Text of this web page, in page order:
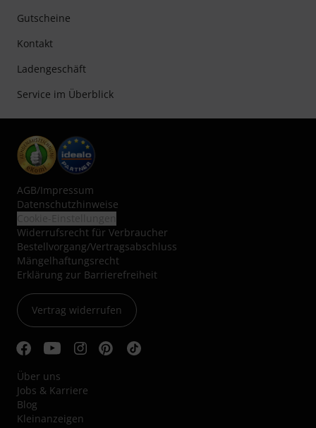
Gutscheine
Kontakt
Ladengeschäft
Service im Überblick
AGB/Impressum
Datenschutzhinweise
Widerrufsrecht für Verbraucher
Bestellvorgang/Vertragsabschluss
Mängelhaftungsrecht
Erklärung zur Barrierefreiheit
Vertrag widerrufen
Über uns
Jobs & Karriere
Blog
Kleinanzeigen